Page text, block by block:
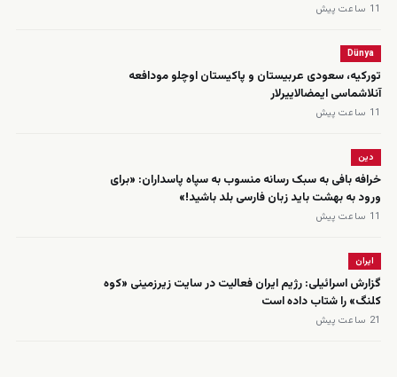
11 ساعت پیش
Dünya
تورکیه، سعودی عربیستان و پاکیستان اوچلو مودافعه
‌آنلاشماسی ایمضالاییرلار
11 ساعت پیش
دین
خرافه بافی به سبک رسانه منسوب به سپاه پاسداران: «برای
ورود به بهشت باید زبان فارسی بلد باشید!»
11 ساعت پیش
ایران
گزارش اسرائیلی: رژیم ایران فعالیت در سایت زیرزمینی «کوه
کلنگ» را شتاب داده است
21 ساعت پیش